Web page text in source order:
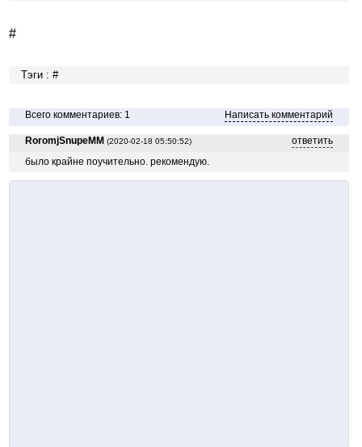
#
Тэги : #
Всего комментариев: 1 Написать комментарий
RoromjSnupeMM (2020-02-18 05:50:52)
ответить
было крайне поучительно. рекомендую.